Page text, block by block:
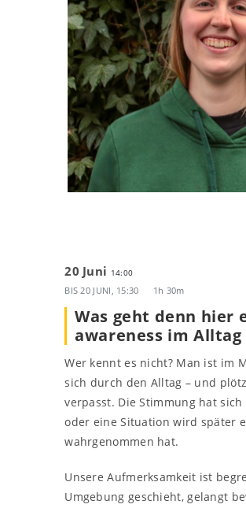
20 Juni 14:00
BIS20 JUNI, 15:30 1h 30m
Was geht denn hier
awareness im Alltag
Wer kennt es nicht? Man ist im
sich durch den Alltag – und
verpasst. Die Stimmung hat
oder eine Situation wird später
wahrgenommen hat.
Unsere Aufmerksamkeit ist
Umgebung geschieht, gelangt